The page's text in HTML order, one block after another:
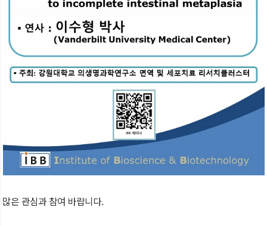
많은 관심과 참여 바랍니다.